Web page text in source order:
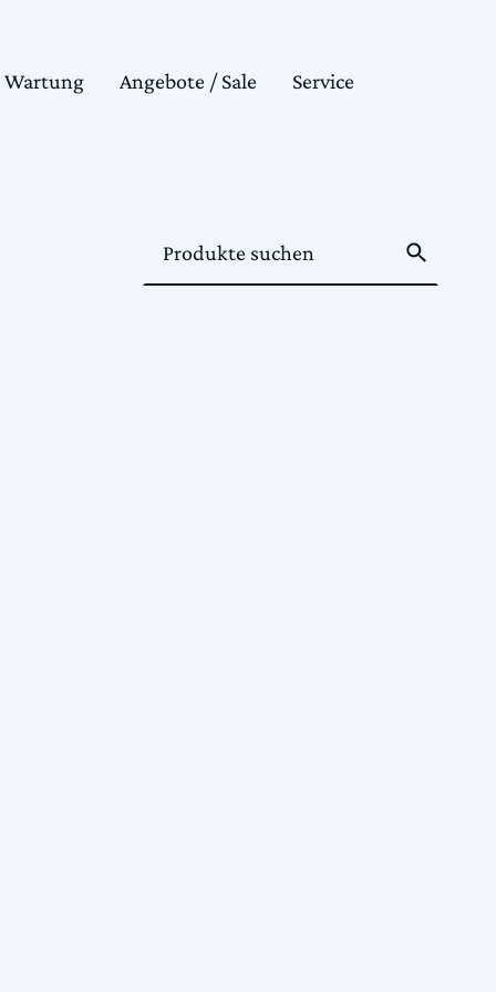
Wartung Angebote / Sale Service